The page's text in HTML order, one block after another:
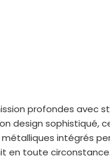
profondes avec
design sophistiqué,
métalliques intégrés
en toute circonstance.